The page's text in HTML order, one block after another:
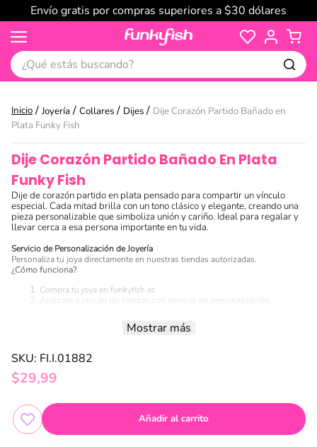
Envío gratis por compras superiores a $30 dólares
¿Qué estás buscando?
Joyería Collares Dijes
Dije Corazón Partido Bañado en
Plata Funky Fish
Dije Corazón Partido Bañado En Plata
Funky Fish
Dije de corazón partido en plata pensado para compartir un vínculo
especial. Cada mitad brilla con un tono clásico y elegante, creando una
pieza personalizable que simboliza unión y cariño. Ideal para regalar y
llevar cerca a esa persona importante en tu vida.
Servicio de Personalización de Joyería
Personaliza tu joya directamente en nuestras tiendas autorizadas.
¿Cómo funciona?
Compra tu joya en funkyfish.ec
Acércate a una de las tiendas con servicio de personalización:
Presenta la factura de tu compra de la joya que se puede personalizar.
Realiza el pago del servicio en el punto de venta.
El proceso se completa en tienda y nuestro equipo se encargará de
personalizar tu pieza según la disponibilidad del servicio.
Mostrar más
SKU: FI.I.01882
$29,99
Añadir al carrito